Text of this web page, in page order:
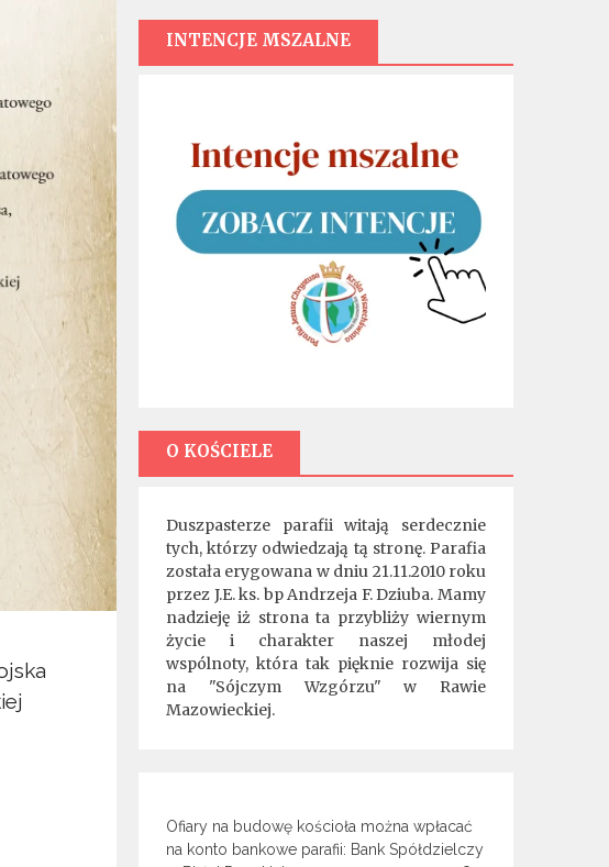
INTENCJE MSZALNE
O KOŚCIELE
Duszpasterze parafii witają serdecznie
tych, którzy odwiedzają tą stronę. Parafia
została erygowana w dniu 21.11.2010 roku
przez J.E. ks. bp Andrzeja F. Dziuba. Mamy
nadzieję iż strona ta przybliży wiernym
życie i charakter naszej młodej
wspólnoty, która tak pięknie rozwija się
na "Sójczym Wzgórzu" w Rawie
Mazowieckiej.
Ofiary na budowę kościoła można wpłacać
na konto bankowe parafii: Bank Spółdzielczy